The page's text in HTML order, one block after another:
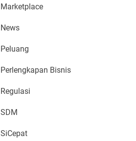
Marketplace
News
Peluang
Perlengkapan Bisnis
Regulasi
SDM
SiCepat